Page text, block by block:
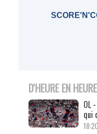
D'HEURE EN HEURE
OL
qui